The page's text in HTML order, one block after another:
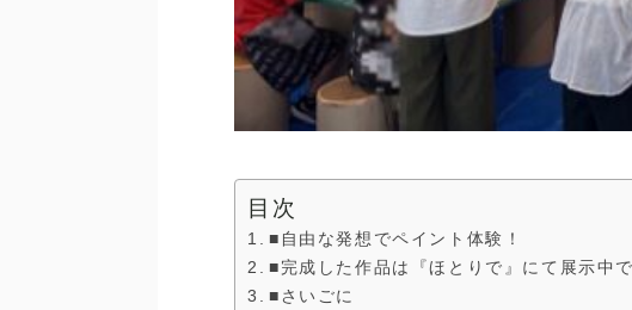
目次
■自由な発想でペイント体験！
■完成した作品は『ほとりで』にて展示中で
■さいごに